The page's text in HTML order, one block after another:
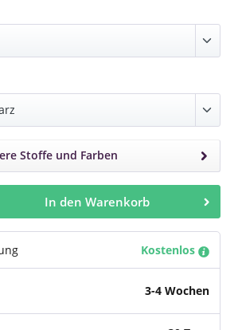
Stoffe und Farben
den gewünschten
In den Warenkorb
Kostenlos
3-4 Wochen